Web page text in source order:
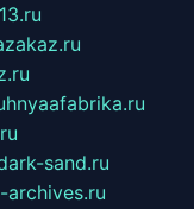
sand.ru
archives.ru